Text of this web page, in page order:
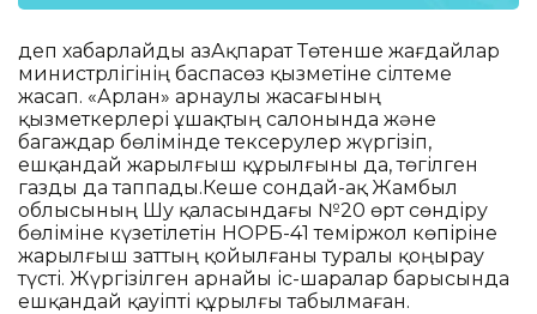
деп хабарлайды ҚазАқпарат Төтенше жағдайлар
министрлігінің баспасөз қызметіне сілтеме
жасап. «Арлан» арнаулы жасағының
қызметкерлері ұшақтың салонында және
багаждар бөлімінде тексерулер жүргізіп,
ешқандай жарылғыш құрылғыны да, төгілген
газды да таппады.Кеше сондай-ақ Жамбыл
облысының Шу қаласындағы №20 өрт сөндіру
бөліміне күзетілетін НОРБ-41 теміржол көпіріне
жарылғыш заттың қойылғаны туралы қоңырау
түсті. Жүргізілген арнайы іс-шаралар барысында
ешқандай қауіпті құрылғы табылмаған.